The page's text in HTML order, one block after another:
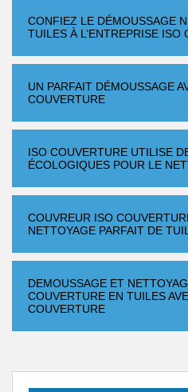
CONFIEZ LE DÉMOUSSAGE
TUILES À L’ENTREPRISE ISO
UN PARFAIT DÉMOUSSAGE
COUVERTURE
ISO COUVERTURE UTILISE
ÉCOLOGIQUES POUR LE
COUVREUR ISO
NETTOYAGE PARFAIT DE
DEMOUSSAGE ET
COUVERTURE EN TUILES
COUVERTURE